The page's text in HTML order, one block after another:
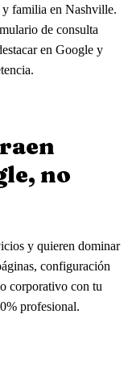
y familia en Nashville.
de consulta
en Google y
no
y quieren dominar
configuración
corporativo con tu
profesional.